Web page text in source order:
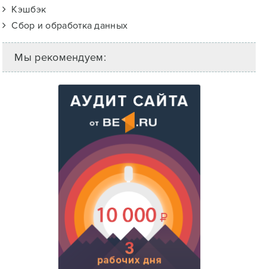
Кэшбэк
Сбор и обработка данных
Мы рекомендуем: